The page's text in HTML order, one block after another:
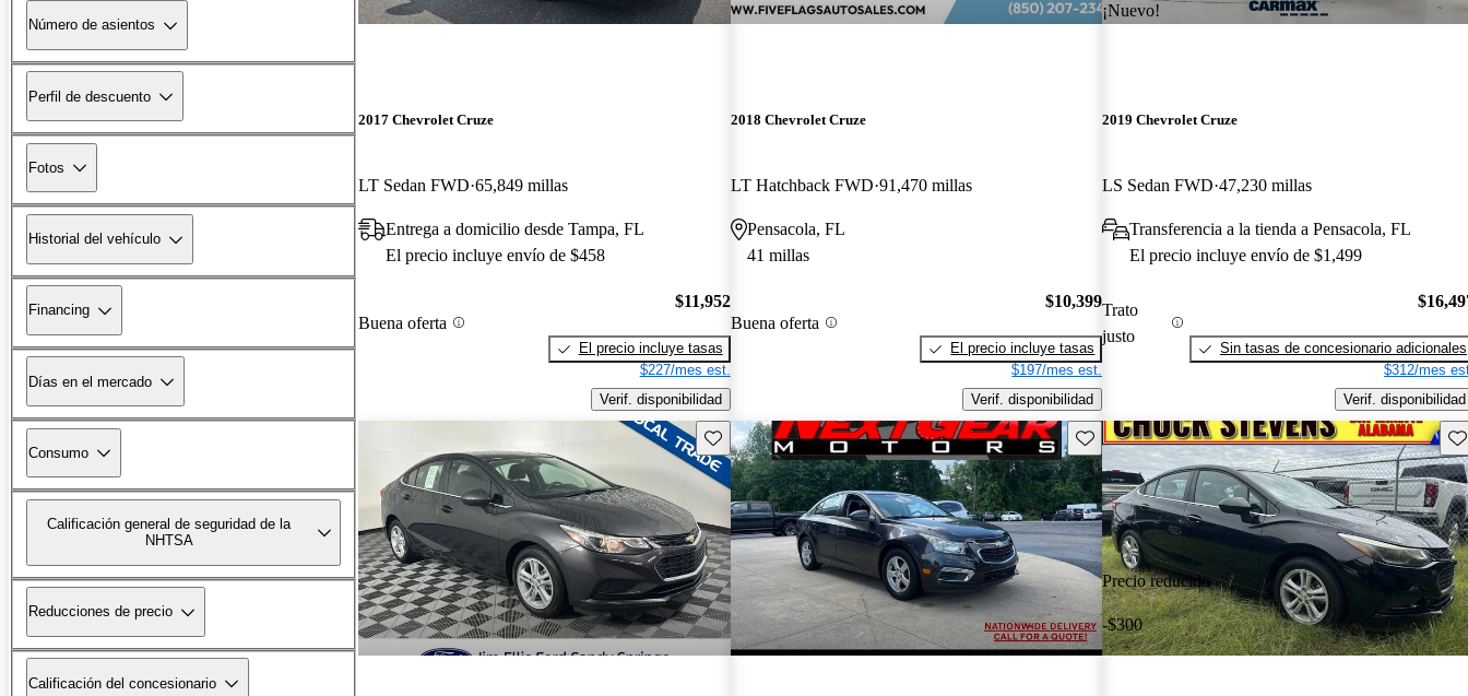
Número de asientos
Perfil de descuento
Fotos
Historial del vehículo
Financing
Días en el mercado
Consumo
Calificación general de seguridad de la
NHTSA
Reducciones de precio
Calificación del concesionario
2017 Chevrolet Cruze
LT Sedan FWD 65,849 millas
Entrega a domicilio desde Tampa, FL
El precio incluye envío de $458
Buena oferta
$11,952
El precio incluye tasas
$227/mes est.
Verif. disponibilidad
2018 Chevrolet Cruze
LT Hatchback FWD 91,470 millas
Pensacola, FL
41 millas
Buena oferta
$10,399
El precio incluye tasas
$197/mes est.
Verif. disponibilidad
¡Nuevo!
2019 Chevrolet Cruze
LS Sedan FWD 47,230 millas
Transferencia a la tienda a Pensacola, FL
El precio incluye envío de $1,499
Trato
justo
Sin tasas de concesionario adicionales
$312/mes
Verif. disponibilidad
Guarda este Aviso Guarda este Aviso
Precio reducido
-$300